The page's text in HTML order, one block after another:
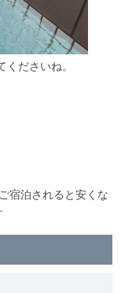
ださいね。
宿泊されると安くな